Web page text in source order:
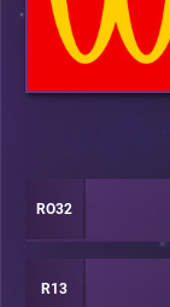
RO32
R13